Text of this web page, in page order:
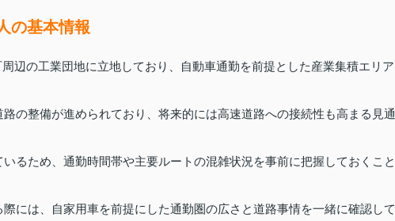
の基本情報
辺の工業団地に立地しており、自動車通勤を前提とした産業集積エリア
の整備が進められており、将来的には高速道路への接続性も高まる見通
るため、通勤時間帯や主要ルートの混雑状況を事前に把握しておくこと
には、自家用車を前提にした通勤圏の広さと道路事情を一緒に確認して